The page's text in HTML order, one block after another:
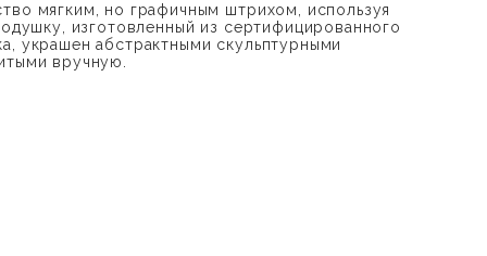
мягким, но графичным штрихом, используя
изготовленный из сертифицированного
украшен абстрактными скульптурными
вручную.